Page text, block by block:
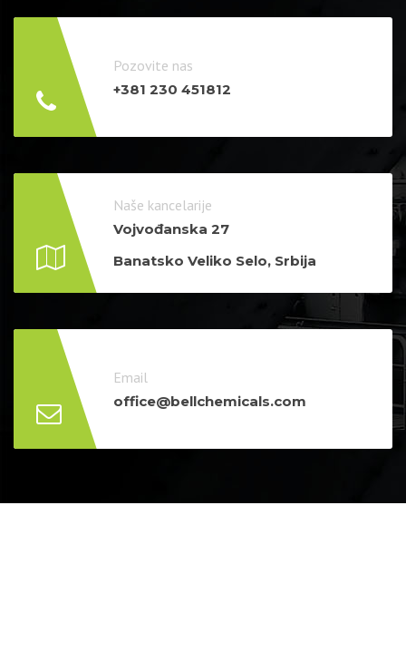
Pozovite nas
+381 230 451812
Naše kancelarije
Vojvođanska 27
Banatsko Veliko Selo, Srbija
Email
office@bellchemicals.com